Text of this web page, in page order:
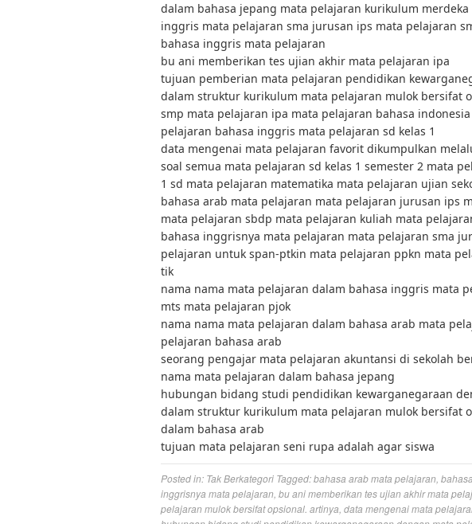
dalam bahasa jepang mata pelajaran kurikulum
inggris mata pelajaran sma jurusan ips mata pelajaran
bahasa inggris mata pelajaran
bu ani memberikan tes ujian akhir mata pelajaran ipa
tujuan pemberian mata pelajaran pendidikan
dalam struktur kurikulum mata pelajaran mulok bersifat
smp mata pelajaran ipa mata pelajaran bahasa
pelajaran bahasa inggris mata pelajaran sd kelas 1
data mengenai mata pelajaran favorit dikumpulkan
soal semua mata pelajaran sd kelas 1 semester 2 mata
1 sd mata pelajaran matematika mata pelajaran ujian
bahasa arab mata pelajaran mata pelajaran jurusan ips
mata pelajaran sbdp mata pelajaran kuliah mata
bahasa inggrisnya mata pelajaran mata pelajaran sma
pelajaran untuk span-ptkin mata pelajaran ppkn mata
tik
nama nama mata pelajaran dalam bahasa inggris mata
mts mata pelajaran pjok
nama nama mata pelajaran dalam bahasa arab mata
pelajaran bahasa arab
seorang pengajar mata pelajaran akuntansi di sekolah
nama mata pelajaran dalam bahasa jepang
hubungan bidang studi pendidikan kewarganegaraan
dalam struktur kurikulum mata pelajaran mulok bersifat
dalam bahasa arab
tujuan mata pelajaran seni rupa adalah agar siswa
Posted in: Tak Berkategori Tagged:bahasa arab mata pelajaran
inggrisnya mata pelajaran bu ani memberikan tes ujian akhir mata
pelajaran mulok bersifat opsional. artinya data mengenai mata